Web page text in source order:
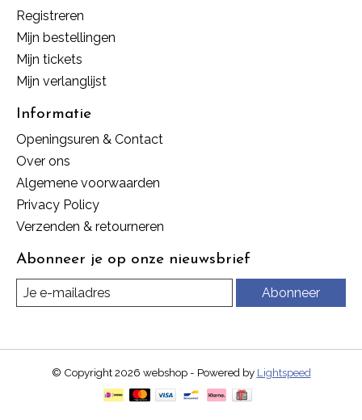
Registreren
Mijn bestellingen
Mijn tickets
Mijn verlanglijst
Informatie
Openingsuren & Contact
Over ons
Algemene voorwaarden
Privacy Policy
Verzenden & retourneren
Abonneer je op onze nieuwsbrief
Abonneer
© Copyright 2026 webshop - Powered by Lightspeed